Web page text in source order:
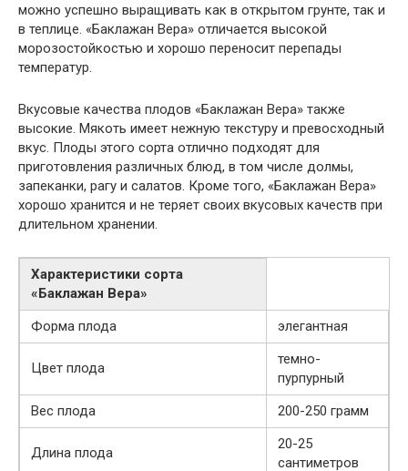
можно успешно выращивать как в открытом грунте, так и
в теплице. «Баклажан Вера» отличается высокой
морозостойкостью и хорошо переносит перепады
температур.
Вкусовые качества плодов «Баклажан Вера» также
высокие. Мякоть имеет нежную текстуру и превосходный
вкус. Плоды этого сорта отлично подходят для
приготовления различных блюд, в том числе долмы,
запеканки, рагу и салатов. Кроме того, «Баклажан Вера»
хорошо хранится и не теряет своих вкусовых качеств при
длительном хранении.
Характеристики сорта
«Баклажан Вера»
Форма плода
элегантная
Цвет плода
темно-
пурпурный
Вес плода
200-250 грамм
Длина плода
20-25
сантиметров